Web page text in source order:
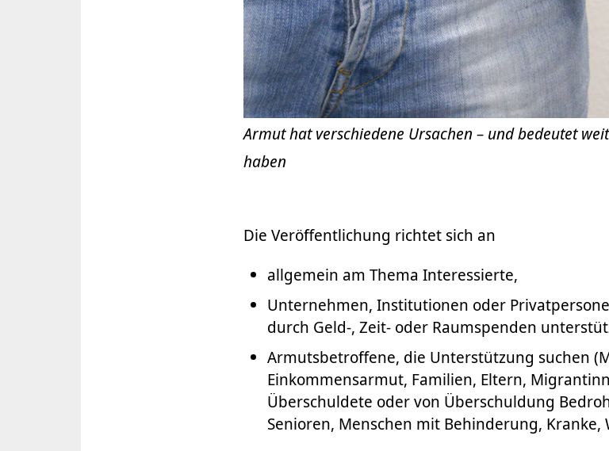
Armut hat verschiedene Ursachen – und bedeutet
haben
Die Veröffentlichung richtet sich an
allgemein am Thema Interessierte,
Unternehmen, Institutionen oder
durch Geld-, Zeit- oder Raumspenden
Armutsbetroffene, die Unterstützung suchen
Einkommensarmut, Familien, Eltern,
Überschuldete oder von Überschuldung
Senioren, Menschen mit Behinderung, Kranke,